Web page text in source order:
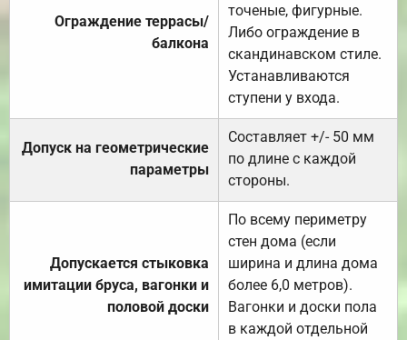
Ограждение террасы/
балкона
точеные, фигурные.
Либо ограждение в
скандинавском стиле.
Устанавливаются
ступени у входа.
Допуск на геометрические
параметры
Составляет +/- 50 мм
по длине с каждой
стороны.
Допускается стыковка
имитации бруса, вагонки и
половой доски
По всему периметру
стен дома (если
ширина и длина дома
более 6,0 метров).
Вагонки и доски пола
в каждой отдельной